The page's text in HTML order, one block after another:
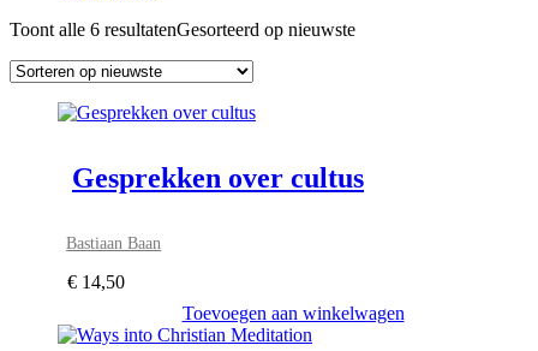
Toont alle 6 resultatenGesorteerd op nieuwste
Gesprekken over cultus
Bastiaan Baan
€ 14,50
Toevoegen aan winkelwagen